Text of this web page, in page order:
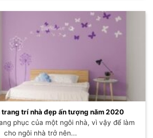
trang trí nhà đẹp ấn tượng năm 2020
phục của một ngôi nhà, vì vậy để làm
cho ngôi nhà trở nên...